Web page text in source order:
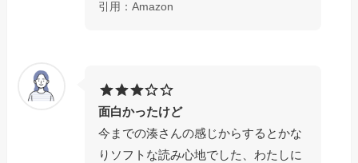
引用：Amazon
面白かったけど
今までの湊さんの感じからするとかな
りソフトな読み心地でした、わたしに